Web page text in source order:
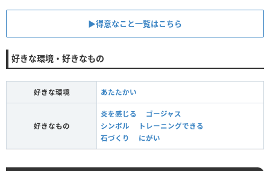
▶︎得意なこと一覧はこちら
好きな環境・好きなもの
好きな環境 あたたかい
好きなもの
炎を感じる
ゴージャス
シンボル
トレーニングできる
石づくり
にがい